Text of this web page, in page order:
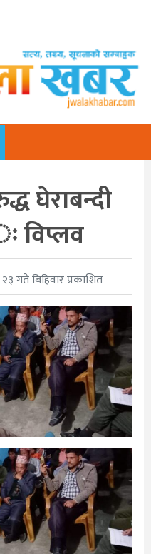
घेराबन्दी
विप्लव
गते बिहिवार प्रकाशित